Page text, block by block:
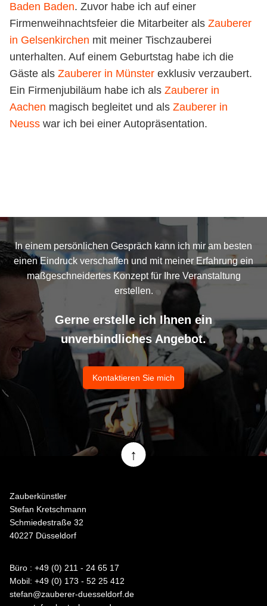
Baden Baden. Zuvor habe ich auf einer
Firmenweihnachtsfeier die Mitarbeiter als Zauberer
in Gelsenkirchen mit meiner Tischzauberei
unterhalten. Auf einem Geburtstag habe ich die
Gäste als Zauberer in Münster exklusiv verzaubert.
Ein Firmenjubiläum habe ich als Zauberer in
Aachen magisch begleitet und als Zauberer in
Neuss war ich bei einer Autopräsentation.
In einem persönlichen Gespräch kann ich mir am besten
einen Eindruck verschaffen und mit meiner Erfahrung ein
maßgeschneidertes Konzept für Ihre Veranstaltung
erstellen.
Gerne erstelle ich Ihnen ein
unverbindliches Angebot.
Kontaktieren Sie mich
↑
Zauberkünstler
Stefan Kretschmann
Schmiedestraße 32
40227 Düsseldorf
Büro : +49 (0) 211 - 24 65 17
Mobil: +49 (0) 173 - 52 25 412
stefan@zauberer-duesseldorf.de